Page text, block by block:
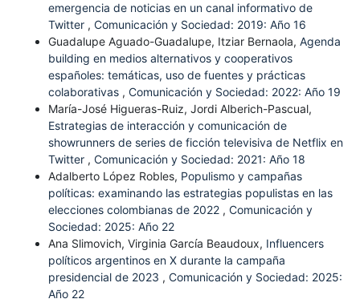
emergencia de noticias en un canal informativo de
Twitter , Comunicación y Sociedad: 2019: Año 16
Guadalupe Aguado-Guadalupe, Itziar Bernaola, Agenda
building en medios alternativos y cooperativos
españoles: temáticas, uso de fuentes y prácticas
colaborativas , Comunicación y Sociedad: 2022: Año 19
María-José Higueras-Ruiz, Jordi Alberich-Pascual,
Estrategias de interacción y comunicación de
showrunners de series de ficción televisiva de Netflix en
Twitter , Comunicación y Sociedad: 2021: Año 18
Adalberto López Robles, Populismo y campañas
políticas: examinando las estrategias populistas en las
elecciones colombianas de 2022 , Comunicación y
Sociedad: 2025: Año 22
Ana Slimovich, Virginia García Beaudoux, Influencers
políticos argentinos en X durante la campaña
presidencial de 2023 , Comunicación y Sociedad: 2025:
Año 22